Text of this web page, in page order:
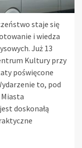
staje się
i wiedza
Już 13
Kultury przy
poświęcone
to, pod
doskonałą